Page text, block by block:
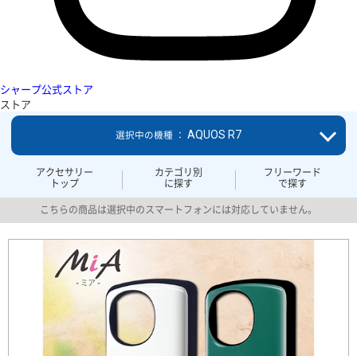
シャープ公式ストア
ストア
アクセサリー
トップ
カテゴリ別
に探す
フリーワード
で探す
選択中の機種 ： AQUOS R7
こちらの商品は選択中のスマートフォンには対応していません。